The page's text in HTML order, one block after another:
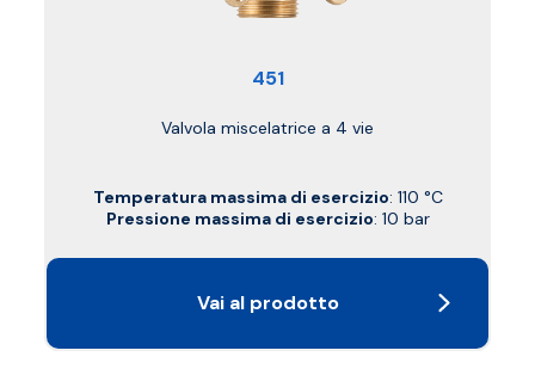
451
Valvola miscelatrice a 4 vie
Temperatura massima di esercizio: 110 °C
Pressione massima di esercizio: 10 bar
Vai al prodotto